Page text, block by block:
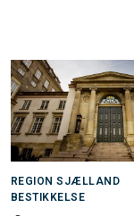
REGION SJÆLLAND
BESTIKKELSE